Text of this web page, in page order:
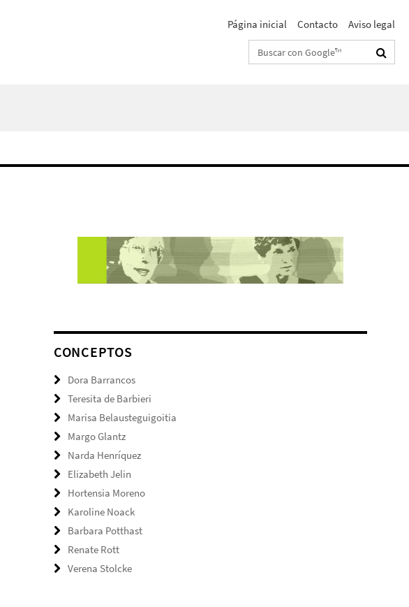
Página inicial Contacto
Aviso legal
Suchbegriffe
CONCEPTOS
Dora Barrancos
Teresita de Barbieri
Marisa Belausteguigoitia
Margo Glantz
Narda Henríquez
Elizabeth Jelin
Hortensia Moreno
Karoline Noack
Barbara Potthast
Renate Rott
Verena Stolcke